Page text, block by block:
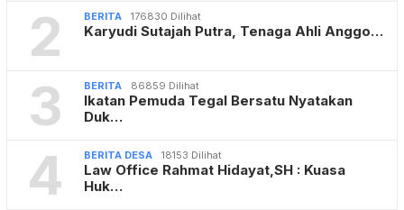
2 BERITA 176830 Dilihat
Karyudi Sutajah Putra, Tenaga Ahli Anggo…
3 BERITA 86859 Dilihat
Ikatan Pemuda Tegal Bersatu Nyatakan
Duk…
4 BERITA DESA 18153 Dilihat
Law Office Rahmat Hidayat,SH : Kuasa
Huk…